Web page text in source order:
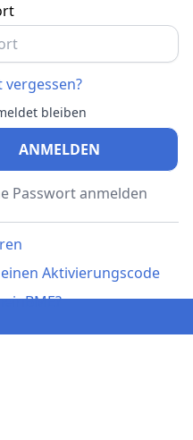
vergessen?
bleiben
ANMELDEN
Passwort anmelden
Aktivierungscode